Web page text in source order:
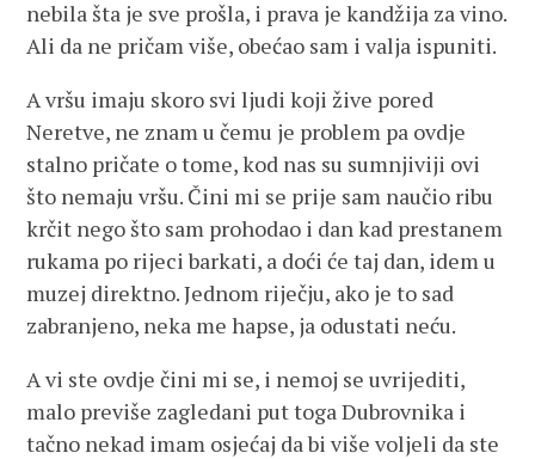
nebila šta je sve prošla, i prava je kandžija za vino.
Ali da ne pričam više, obećao sam i valja ispuniti.
A vršu imaju skoro svi ljudi koji žive pored
Neretve, ne znam u čemu je problem pa ovdje
stalno pričate o tome, kod nas su sumnjiviji ovi
što nemaju vršu. Čini mi se prije sam naučio ribu
krčit nego što sam prohodao i dan kad prestanem
rukama po rijeci barkati, a doći će taj dan, idem u
muzej direktno. Jednom riječju, ako je to sad
zabranjeno, neka me hapse, ja odustati neću.
A vi ste ovdje čini mi se, i nemoj se uvrijediti,
malo previše zagledani put toga Dubrovnika i
tačno nekad imam osjećaj da bi više voljeli da ste